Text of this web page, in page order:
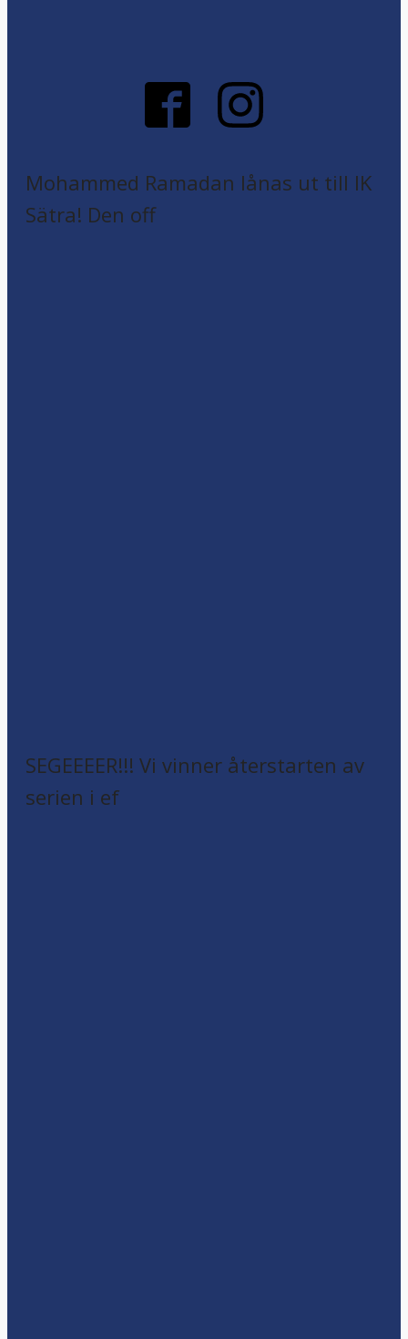
Mohammed Ramadan lånas ut till IK
Sätra! Den off
SEGEEEER!!! Vi vinner återstarten av
serien i ef